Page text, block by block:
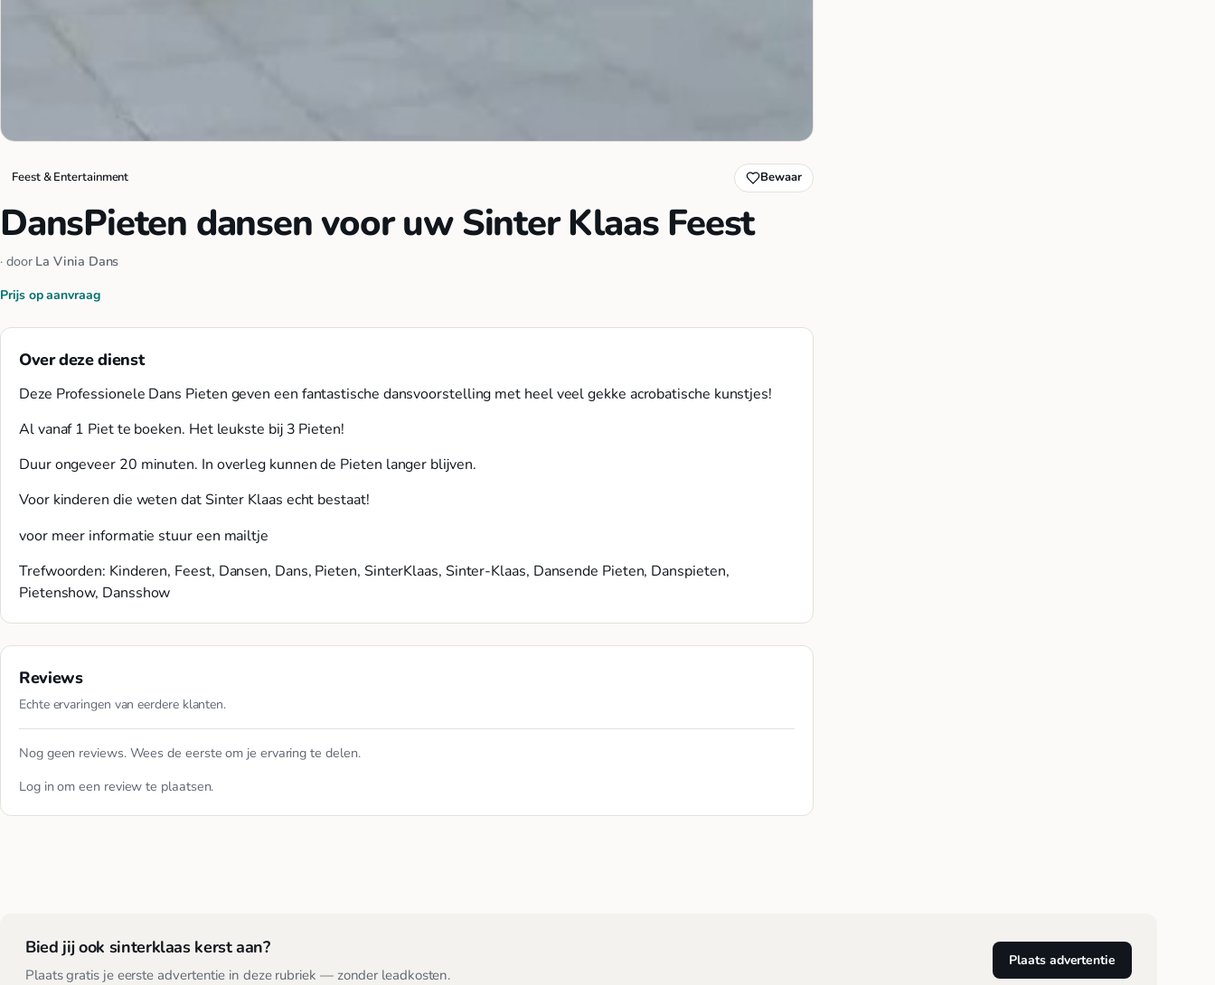
Feest & Entertainment Bewaar
DansPieten dansen voor uw Sinter Klaas Feest
· door La Vinia Dans
Prijs op aanvraag
Over deze dienst
Deze Professionele Dans Pieten geven een fantastische dansvoorstelling met heel veel gekke acrobatische kunstjes!
Al vanaf 1 Piet te boeken. Het leukste bij 3 Pieten!
Duur ongeveer 20 minuten. In overleg kunnen de Pieten langer blijven.
Voor kinderen die weten dat Sinter Klaas echt bestaat!
voor meer informatie stuur een mailtje
Trefwoorden: Kinderen, Feest, Dansen, Dans, Pieten, SinterKlaas, Sinter-Klaas, Dansende Pieten, Danspieten,
Pietenshow, Dansshow
Reviews
Echte ervaringen van eerdere klanten.
Nog geen reviews. Wees de eerste om je ervaring te delen.
Log in om een review te plaatsen.
Bied jij ook sinterklaas kerst aan?
Plaats gratis je eerste advertentie in deze rubriek — zonder leadkosten.
Plaats advertentie